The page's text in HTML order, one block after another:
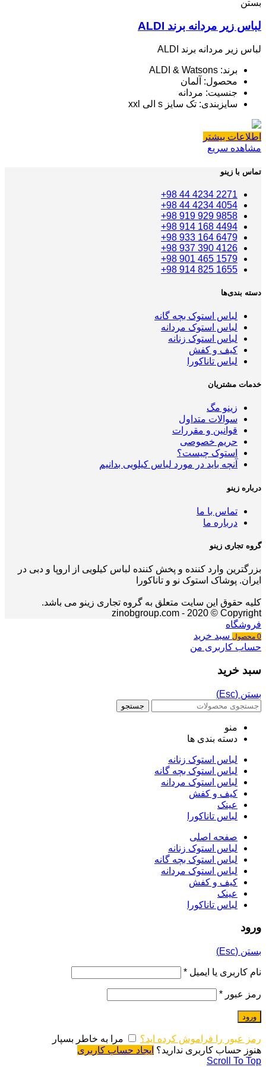
بستن
لباس زیر مردانه برند ALDI
لباس زیر مردانه برند ALDI
برند: ALDI & Watsons
محصول: آلمان
جنسیت: مردانه
سایزبندی: تک سایز s الی xxl
اطلاعات بیشتر
مشاهده سریع
تماس با زینو
2271 4234 44 98+
4054 4234 44 98+
9858 929 919 98+
4494 168 914 98+
6479 164 933 98+
4126 390 937 98+
1579 465 901 98+
1655 825 914 98+
دسته بندی‌ها
لباس استوک بچه گانه
لباس استوک مردانه
لباس استوک زنانه
کیف و کفش
لباس تاناکورا
خدمات مشتریان
زینو مگ
سوالات متداول
قوانین و مقررات
حریم خصوصی
استوک چیست؟
آنچه باید در مورد لباس کیلویی بدانیم
درباره زینو
تماس با ما
درباره ما
گروه تجاری زینو
بزرگترین وارد کننده و پخش کننده لباس کیلویی از اروپا و دبی در
ایران. پوشاک استوک نو و تاناکورا
کلیه حقوق این سایت متعلق به گروه تجاری زینو می باشد.
zinobgroup.com - 2020 © Copyright
فروشگاه
0 محصول سبد خرید
حساب کاربری من
سبد خرید
بستن (Esc)
جستجو
منو
دسته بندی ها
لباس استوک زنانه
لباس استوک بچه گانه
لباس استوک مردانه
کیف و کفش
عینک
لباس تاناکورا
صفحه اصلی
لباس استوک زنانه
لباس استوک بچه گانه
لباس استوک مردانه
کیف و کفش
عینک
لباس تاناکورا
ورود
بستن (Esc)
نام کاربری یا ایمیل *
رمز عبور *
ورود
رمز عبور را فراموش کرده اید؟
مرا به خاطر بسپار
هنوز حساب کاربری ندارید؟ ایجاد حساب کاربری
Scroll To Top